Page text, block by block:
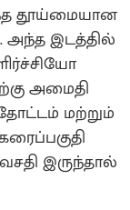
தூய்மையான
அந்த இடத்தில்
அமைதி
மற்றும்
இருந்தால்